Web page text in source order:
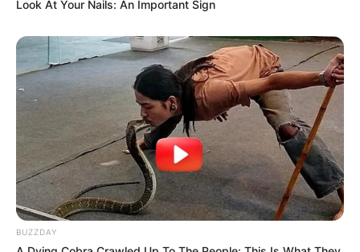
πυροβολισμό μια τεράστια αρκούδα 300
κιλών
Χειροπέδες σε 49χρονο φυγόδικο της
ρωσόφωνης μαφίας στην Αθήνα
Σπείρα είχε στήσει υπερσύγχρονα
εργαστήρια κάνναβης στην Αττική και
πουλούσε ναρκωτικά μέχρι και στην
Look At Your Nails: An Important Sign
BUZZDAY